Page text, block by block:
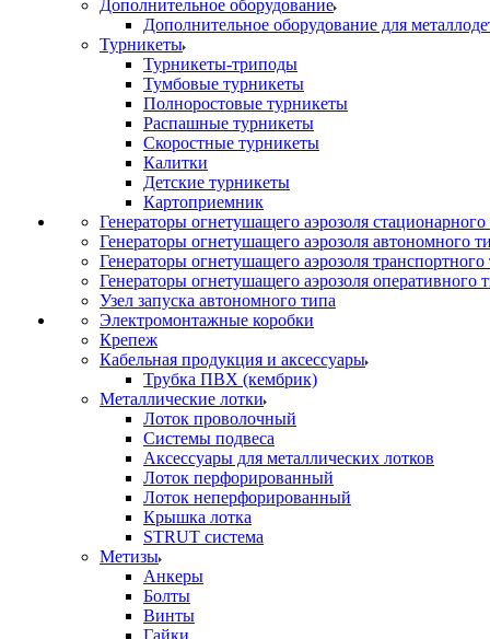
Дополнительное оборудование
Дополнительное оборудование для
Турникеты
Турникеты-триподы
Тумбовые турникеты
Полноростовые турникеты
Распашные турникеты
Скоростные турникеты
Калитки
Детские турникеты
Картоприемник
Генераторы огнетушащего аэрозоля стационарного
Генераторы огнетушащего аэрозоля автономного
Генераторы огнетушащего аэрозоля транспортного
Генераторы огнетушащего аэрозоля оперативного
Узел запуска автономного типа
Электромонтажные коробки
Крепеж
Кабельная продукция и аксессуары
Трубка ПВХ (кембрик)
Металлические лотки
Лоток проволочный
Системы подвеса
Аксессуары для металлических лотков
Лоток перфорированный
Лоток неперфорированный
Крышка лотка
STRUT система
Метизы
Анкеры
Болты
Винты
Гайки